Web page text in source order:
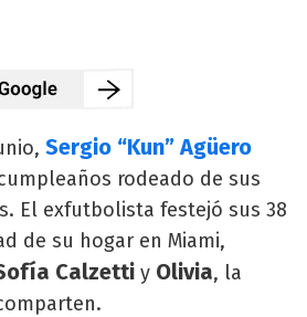
Sergio “Kun” Agüero
rodeado de sus
El exfutbolista festejó sus 38
de su hogar en Miami,
Calzetti y Olivia, la